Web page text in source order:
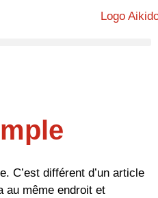
C’est différent d’un article
au même endroit et